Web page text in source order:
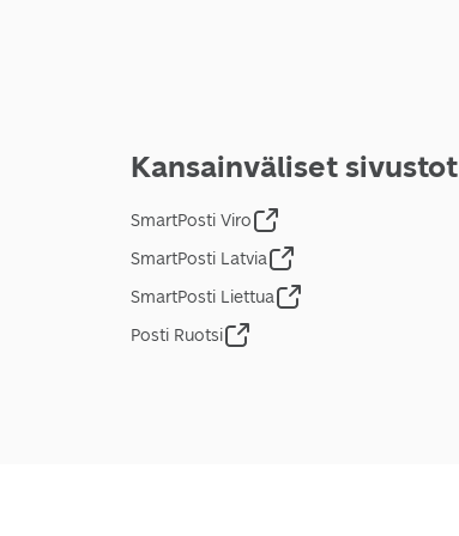
Kansainväliset sivustot
SmartPosti Viro
SmartPosti Latvia
SmartPosti Liettua
Posti Ruotsi